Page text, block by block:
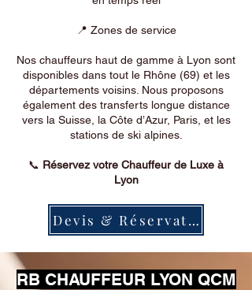
📍 Zones de service
Nos chauffeurs haut de gamme à Lyon sont
disponibles dans tout le Rhône (69) et les
départements voisins. Nous proposons
également des transferts longue distance
vers la Suisse, la Côte d’Azur, Paris, et les
stations de ski alpines.
📞 Réservez votre Chauffeur de Luxe à
Lyon
Devis & Réservation
RB CHAUFFEUR LYON QCM